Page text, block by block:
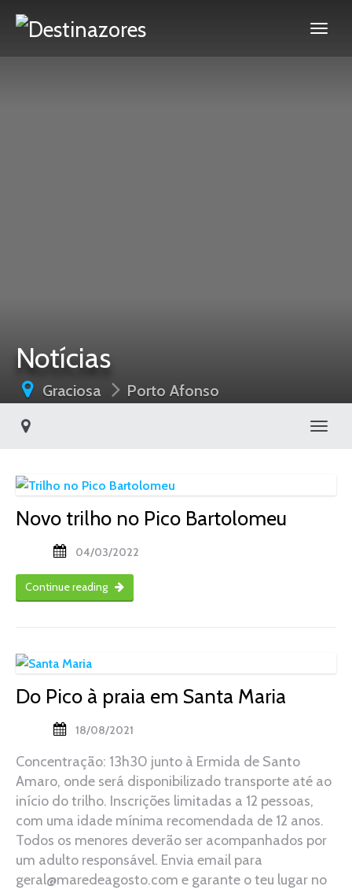
Notícias
Graciosa Porto Afonso
Novo trilho no Pico Bartolomeu
04/03/2022
Continue reading
Do Pico à praia em Santa Maria
18/08/2021
Concentração: 13h30 junto à Ermida de Santo
Amaro, onde será disponibilizado transporte até ao
início do trilho. Inscrições limitadas a 12 pessoas,
com uma idade mínima recomendada de 12 anos.
Todos os menores deverão ser acompanhados por
um adulto responsável. Envia email para
geral@maredeagosto.com e garante o teu lugar no